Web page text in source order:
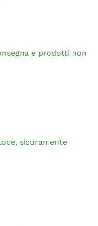
e prodotti non
sicuramente